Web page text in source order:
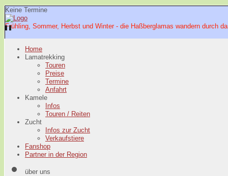
Keine Termine
Frühling, Sommer, Herbst und Winter - die Haßberglamas wandern durch
Home
Lamatrekking
Touren
Preise
Termine
Anfahrt
Kamele
Infos
Touren / Reiten
Zucht
Infos zur Zucht
Verkaufstiere
Fanshop
Partner in der Region
über uns